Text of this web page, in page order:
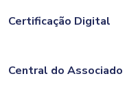
Certificação Digital
Central do Associado